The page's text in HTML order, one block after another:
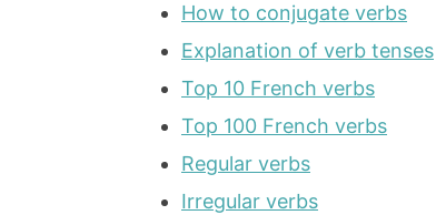
How to conjugate verbs
Explanation of verb tenses
Top 10 French verbs
Top 100 French verbs
Regular verbs
Irregular verbs